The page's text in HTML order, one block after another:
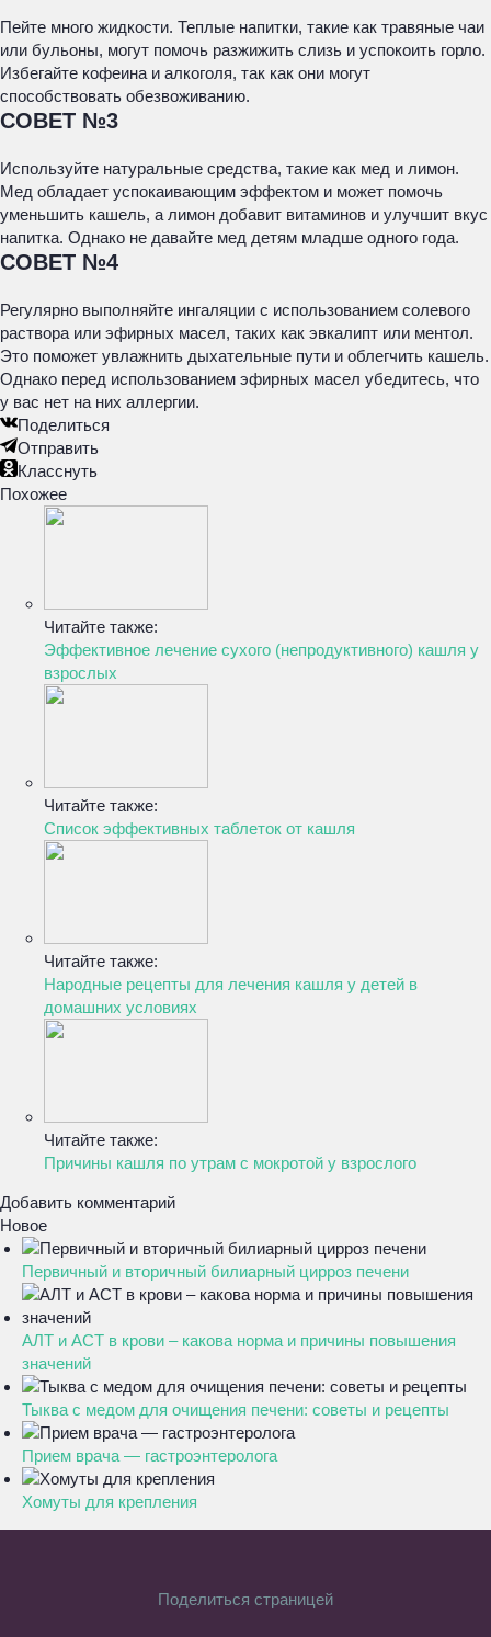
Пейте много жидкости. Теплые напитки, такие как травяные чаи
или бульоны, могут помочь разжижить слизь и успокоить горло.
Избегайте кофеина и алкоголя, так как они могут
способствовать обезвоживанию.
СОВЕТ №3
Используйте натуральные средства, такие как мед и лимон.
Мед обладает успокаивающим эффектом и может помочь
уменьшить кашель, а лимон добавит витаминов и улучшит вкус
напитка. Однако не давайте мед детям младше одного года.
СОВЕТ №4
Регулярно выполняйте ингаляции с использованием солевого
раствора или эфирных масел, таких как эвкалипт или ментол.
Это поможет увлажнить дыхательные пути и облегчить кашель.
Однако перед использованием эфирных масел убедитесь, что
у вас нет на них аллергии.
Поделиться
Отправить
Класснуть
Похожее
Читайте также:
Эффективное лечение сухого (непродуктивного) кашля у
взрослых
Читайте также:
Список эффективных таблеток от кашля
Читайте также:
Народные рецепты для лечения кашля у детей в
домашних условиях
Читайте также:
Причины кашля по утрам с мокротой у взрослого
Добавить комментарий
Новое
Первичный и вторичный билиарный цирроз печени
АЛТ и АСТ в крови – какова норма и причины повышения
значений
Тыква с медом для очищения печени: советы и рецепты
Прием врача — гастроэнтеролога
Хомуты для крепления
Поделиться страницей